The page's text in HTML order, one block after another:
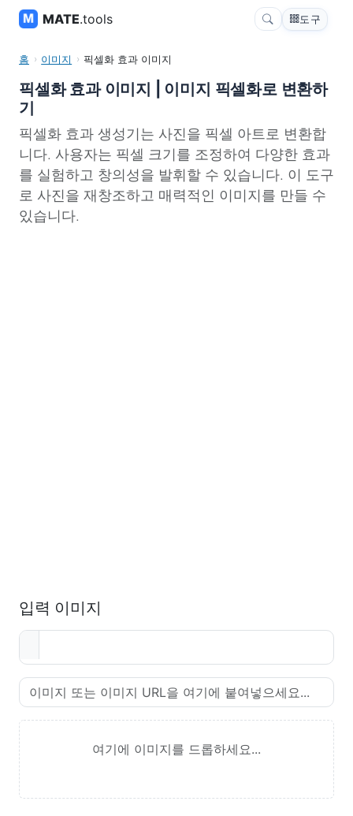
MATE.tools 도구
홈 이미지 픽셀화 효과 이미지
픽셀화 효과 이미지 | 이미지 픽셀화로 변환하
기
픽셀화 효과 생성기는 사진을 픽셀 아트로 변환합
니다. 사용자는 픽셀 크기를 조정하여 다양한 효과
를 실험하고 창의성을 발휘할 수 있습니다. 이 도구
로 사진을 재창조하고 매력적인 이미지를 만들 수
있습니다.
입력 이미지
여기에 이미지를 드롭하세요...